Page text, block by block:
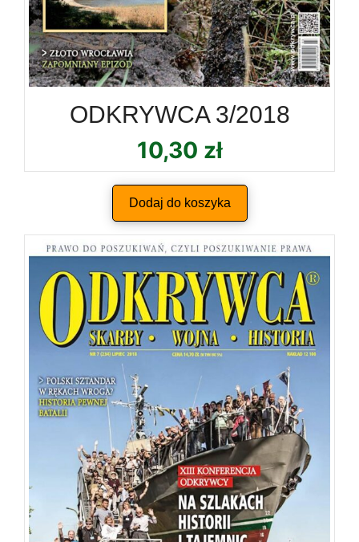
ODKRYWCA 3/2018
10,30 zł
Dodaj do koszyka